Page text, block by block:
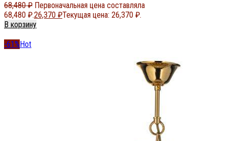
68,480₽ Первоначальная цена составляла
68,480 ₽.26,370 ₽Текущая цена: 26,370 ₽.
В корзину
-61% Hot